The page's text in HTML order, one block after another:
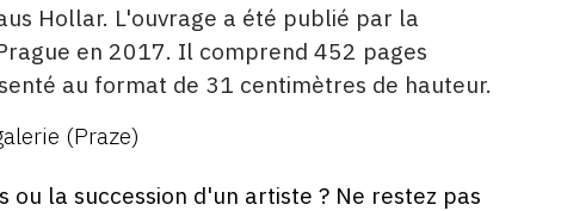
Hollar. L'ouvrage a été publié par la
en 2017. Il comprend 452 pages
au format de 31 centimètres de hauteur.
(Praze)
ou la succession d'un artiste ? Ne restez pas